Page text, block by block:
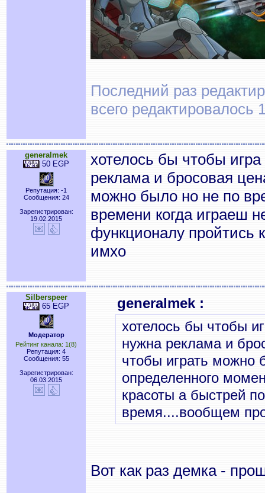
Последний раз
всего редактировалось
generalmek
50 EGP
Репутация: -1
Сообщения: 24
Зарегистрирован:
19.02.2015
хотелось бы чтобы
реклама и бросовая
можно было но не по
времени когда играеш
функционалу пройтись
имхо
Silberspeer
65 EGP
Модератор
Рейтинг канала: 1(8)
Репутация: 4
Сообщения: 55
Зарегистрирован:
06.03.2015
generalmek :
хотелось бы чтобы
нужна реклама и
чтобы играть можно
определенного
красоты а быстрей
время....вообщем
Вот как раз демка -